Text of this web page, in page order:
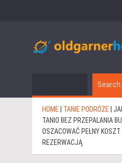
HOME TANIE PODRÓŻE
TANIO BEZ PRZEPALANIA
OSZACOWAĆ PEŁNY KOSZT
REZERWACJĄ